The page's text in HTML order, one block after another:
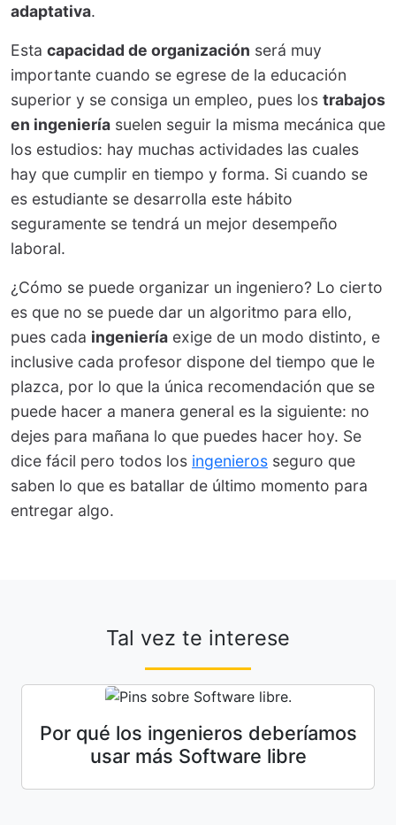
adaptativa.
Esta capacidad de organización será muy
importante cuando se egrese de la educación
superior y se consiga un empleo, pues los trabajos
en ingeniería suelen seguir la misma mecánica que
los estudios: hay muchas actividades las cuales
hay que cumplir en tiempo y forma. Si cuando se
es estudiante se desarrolla este hábito
seguramente se tendrá un mejor desempeño
laboral.
¿Cómo se puede organizar un ingeniero? Lo cierto
es que no se puede dar un algoritmo para ello,
pues cada ingeniería exige de un modo distinto, e
inclusive cada profesor dispone del tiempo que le
plazca, por lo que la única recomendación que se
puede hacer a manera general es la siguiente: no
dejes para mañana lo que puedes hacer hoy. Se
dice fácil pero todos los ingenieros seguro que
saben lo que es batallar de último momento para
entregar algo.
Tal vez te interese
Por qué los ingenieros deberíamos
usar más Software libre